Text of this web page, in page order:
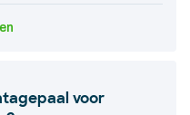
voor